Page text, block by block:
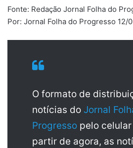
Fonte: Redação Jornal Folha do
Por: Jornal Folha do Progresso 12/
O formato de
notícias do Jornal
Progresso pelo
partir de agora, as